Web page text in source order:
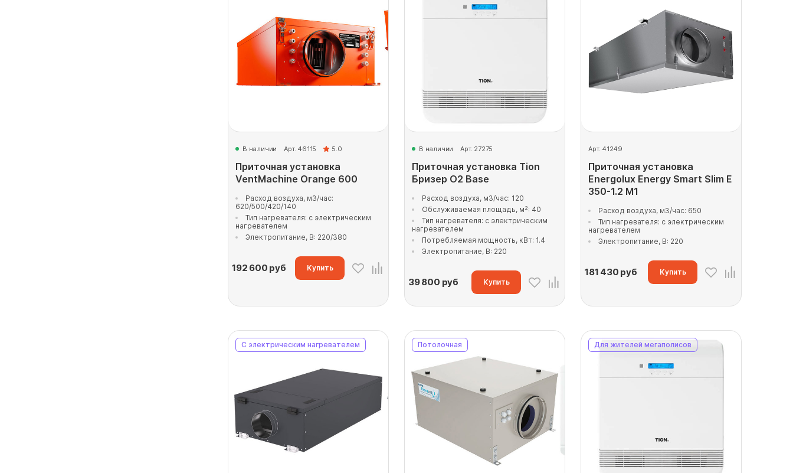
В наличии Арт. 46115 5.0
Приточная установка
VentMachine Orange 600
Расход воздуха, м3/час:
620/500/420/140
Тип нагревателя: с электрическим
нагревателем
Электропитание, В: 220/380
192 600 руб Купить
В наличии Арт. 27275
Приточная установка Tion
Бризер O2 Base
Расход воздуха, м3/час: 120
Обслуживаемая площадь, м²: 40
Тип нагревателя: с электрическим
нагревателем
Потребляемая мощность, кВт: 1.4
Электропитание, В: 220
39 800 руб Купить
Арт. 41249
Приточная установка
Energolux Energy Smart Slim E
350-1.2 M1
Расход воздуха, м3/час: 650
Тип нагревателя: с электрическим
нагревателем
Электропитание, В: 220
181 430 руб Купить
С электрическим нагревателем Потолочная Для жителей мегаполисов